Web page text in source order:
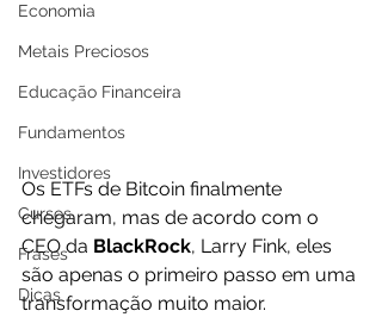
Economia
Metais Preciosos
Educação Financeira
Fundamentos
Investidores
Cursos
Frases
Dicas
Os ETFs de Bitcoin finalmente
chegaram, mas de acordo com o
CEO da BlackRock, Larry Fink, eles
são apenas o primeiro passo em uma
transformação muito maior.